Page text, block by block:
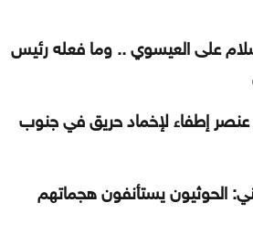
على العيسوي .. وما فعله رئيس
إطفاء لإخماد حريق في جنوب
الحوثيون يستأنفون هجماتهم